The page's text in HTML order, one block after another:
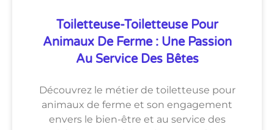
Toiletteuse-Toiletteuse Pour
Animaux De Ferme : Une Passion
Au Service Des Bêtes
Découvrez le métier de toiletteuse pour
animaux de ferme et son engagement
envers le bien-être et au service des